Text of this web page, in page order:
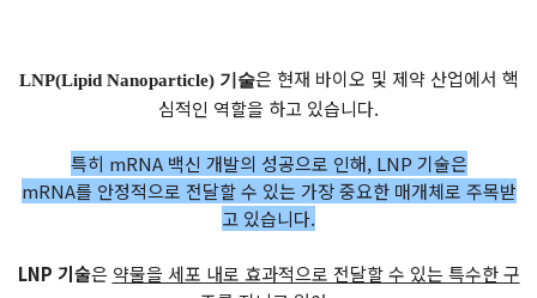
LNP(Lipid Nanoparticle) 기술은 현재 바이오 및 제약 산업에서 핵
심적인 역할을 하고 있습니다.
특히 mRNA 백신 개발의 성공으로 인해, LNP 기술은
mRNA를 안정적으로 전달할 수 있는 가장 중요한 매개체로 주목받
고 있습니다.
LNP 기술은 약물을 세포 내로 효과적으로 전달할 수 있는 특수한 구